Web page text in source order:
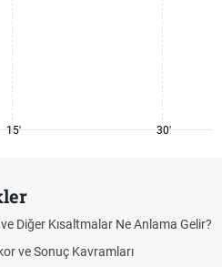
15' 30'
Diğer Kısaltmalar Ne Anlama Gelir?
ve Sonuç Kavramları